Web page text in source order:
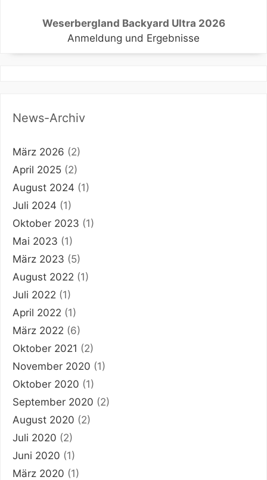
Weserbergland Backyard Ultra 2026
Anmeldung und Ergebnisse
News-Archiv
März 2026 (2)
April 2025 (2)
August 2024 (1)
Juli 2024 (1)
Oktober 2023 (1)
Mai 2023 (1)
März 2023 (5)
August 2022 (1)
Juli 2022 (1)
April 2022 (1)
März 2022 (6)
Oktober 2021 (2)
November 2020 (1)
Oktober 2020 (1)
September 2020 (2)
August 2020 (2)
Juli 2020 (2)
Juni 2020 (1)
März 2020 (1)